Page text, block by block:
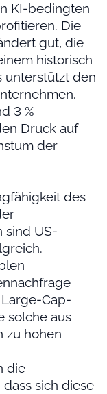
KI-bedingten
Die
gut, die
historisch
unterstützt den
3 %
Druck auf
der
des
sind US-
Cap-
solche aus
zu hohen
die
sich diese